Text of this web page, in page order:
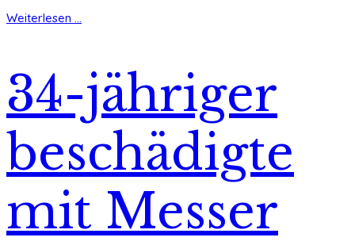
Weiterlesen ...
34-jähriger
beschädigte
mit Messer